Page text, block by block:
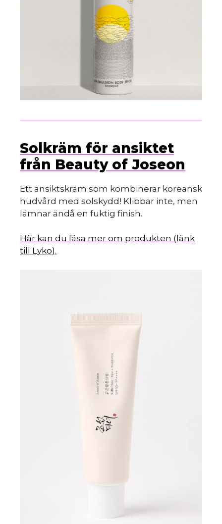
Solkräm för ansiktet
från Beauty of Joseon
Ett ansiktskräm som kombinerar koreansk
hudvård med solskydd! Klibbar inte, men
lämnar ändå en fuktig finish.
Här kan du läsa mer om produkten (länk
till Lyko).